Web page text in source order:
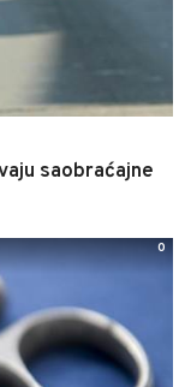
saobraćajne
0